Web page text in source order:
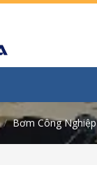
/ Bơm Công Nghiệp